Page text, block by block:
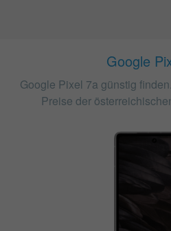
Google
Google Pixel 7a günstig
Preise der